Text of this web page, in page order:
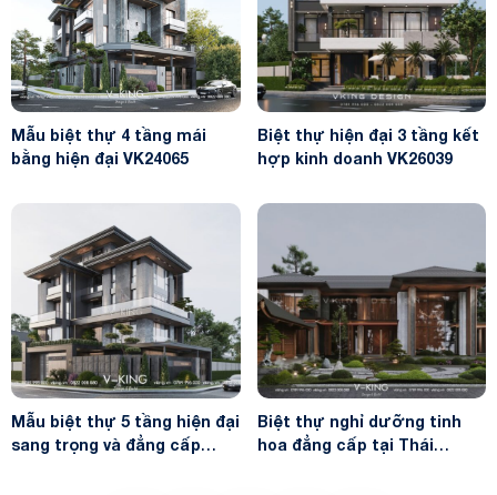
Mẫu biệt thự 4 tầng mái
bằng hiện đại VK24065
Biệt thự hiện đại 3 tầng kết
hợp kinh doanh VK26039
Mẫu biệt thự 5 tầng hiện đại
sang trọng và đẳng cấp
Biệt thự nghỉ dưỡng tinh
hoa đẳng cấp tại Thái